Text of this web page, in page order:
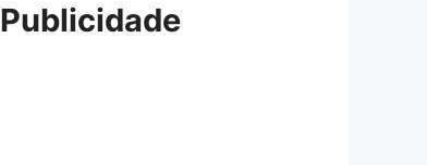
Publicidade